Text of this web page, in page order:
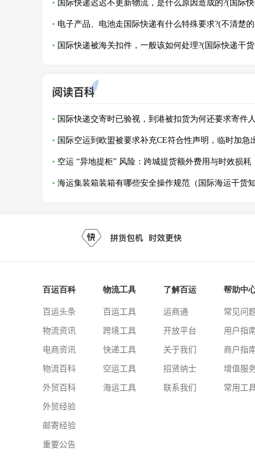
阅读百科
百运百科
百运头条
物流资讯
电商资讯
物流百科
外贸百科
外贸经验
邮寄经验
重要公告
物流工具
百运工具
跨境工具
快递工具
空运工具
海运工具
了解百运
运商通
开放平台
关于我们
招贤纳士
联系我们
帮助中
常见问
用户指
商户指
增值服
常用工